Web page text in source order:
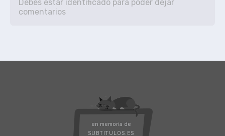
en memoria de
SUBTITULOS.ES